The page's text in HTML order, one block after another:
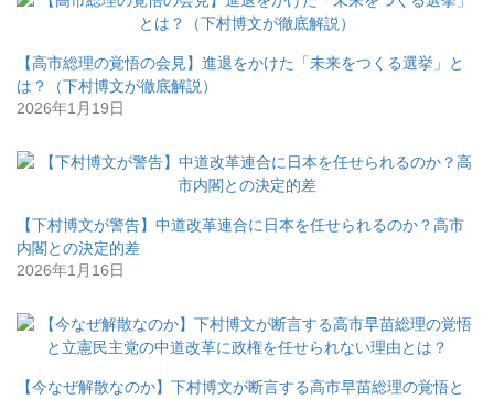
【高市総理の覚悟の会見】進退をかけた「未来をつくる選挙」と
は？（下村博文が徹底解説）
2026年1月19日
【下村博文が警告】中道改革連合に日本を任せられるのか？高市
内閣との決定的差
2026年1月16日
【今なぜ解散なのか】下村博文が断言する高市早苗総理の覚悟と